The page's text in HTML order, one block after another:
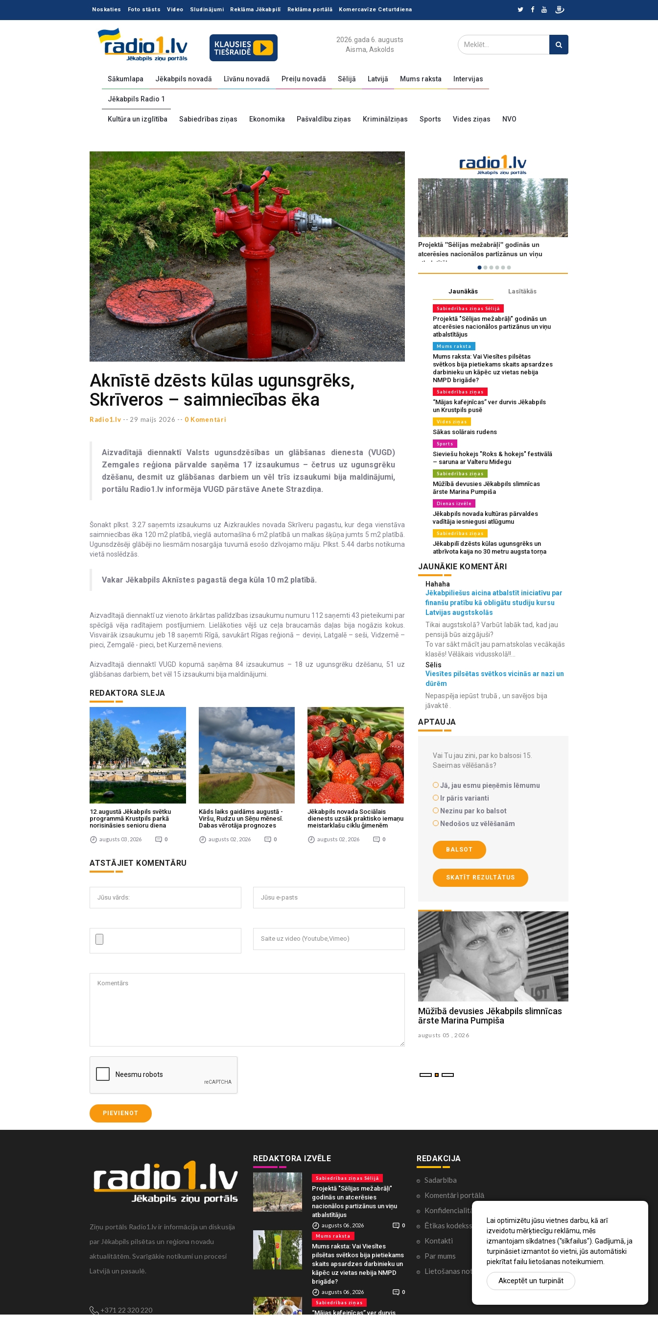
Lai optimizētu jūsu vietnes darbu, kā arī
izveidotu mērķtiecīgu reklāmu, mēs
izmantojam sīkdatnes ("sīkfailus"). Gadījumā, ja
turpināsiet izmantot šo vietni, jūs automātiski
piekrītat failu lietošanas noteikumiem.
Akceptēt un turpināt
Noskaties Foto stāsts Video Sludinājumi Reklāma Jēkabpilī Reklāma portālā Komercavīze Ceturtdiena
2026.gada 6. augusts
Aisma, Askolds
Sākumlapa Jēkabpils novadā Līvānu novadā Preiļu novadā Sēlijā Latvijā Mums raksta Intervijas
Jēkabpils Radio 1
Kultūra un izglītība Sabiedrības ziņas Ekonomika Pašvaldību ziņas Kriminālziņas Sports Vides ziņas NVO
Aknīstē dzēsts kūlas ugunsgrēks,
Skrīveros – saimniecības ēka
Radio1.lv -- 29 maijs 2026 -- 0 Komentāri
Aizvadītajā diennaktī Valsts ugunsdzēsības un glābšanas dienesta (VUGD)
Zemgales reģiona pārvalde saņēma 17 izsaukumus – četrus uz ugunsgrēku
dzēšanu, desmit uz glābšanas darbiem un vēl trīs izsaukumi bija maldinājumi,
portālu Radio1.lv informēja VUGD pārstāve Anete Strazdiņa.
Šonakt plkst. 3.27 saņemts izsaukums uz Aizkraukles novada Skrīveru pagastu, kur dega vienstāva
saimniecības ēka 120 m2 platībā, vieglā automašīna 6 m2 platībā un malkas šķūņa jumts 5 m2 platībā.
Ugunsdzēsēji glābēji no liesmām nosargāja tuvumā esošo dzīvojamo māju. Plkst. 5.44 darbs notikuma
vietā noslēdzās.
Vakar Jēkabpils Aknīstes pagastā dega kūla 10 m2 platībā.
Aizvadītajā diennaktī uz vienoto ārkārtas palīdzības izsaukumu numuru 112 saņemti 43 pieteikumi par
spēcīgā vēja radītajiem postījumiem. Lielākoties vējš uz ceļa braucamās daļas bija nogāzis kokus.
Visvairāk izsaukumu jeb 18 saņemti Rīgā, savukārt Rīgas reģionā – deviņi, Latgalē – seši, Vidzemē –
pieci, Zemgalē - pieci, bet Kurzemē neviens.
Aizvadītajā diennaktī VUGD kopumā saņēma 84 izsaukumus – 18 uz ugunsgrēku dzēšanu, 51 uz
glābšanas darbiem, bet vēl 15 izsaukumi bija maldinājumi.
REDAKTORA SLEJA
12.augustā Jēkabpils svētku
programmā Krustpils parkā
norisināsies senioru diena
augusts 03 , 2026 0
Kāds laiks gaidāms augustā -
Viršu, Rudzu un Sēņu mēnesī.
Dabas vērotāja prognozes
augusts 02 , 2026 0
Jēkabpils novada Sociālais
dienests uzsāk praktisko iemaņu
meistarklašu ciklu ģimenēm
augusts 02 , 2026 0
ATSTĀJIET KOMENTĀRU
Jūsu vārds: Jūsu e-pasts
Saite uz video (Youtube,Vimeo)
Komentārs
PIEVIENOT
Jaunākās Lasītākās
Sabiedrības ziņas Sēlijā
Projektā "Sēlijas mežabrāļi" godinās un
atcerēsies nacionālos partizānus un viņu
atbalstītājus
Mums raksta
Mums raksta: Vai Viesītes pilsētas
svētkos bija pietiekams skaits apsardzes
darbinieku un kāpēc uz vietas nebija
NMPD brigāde?
Sabiedrības ziņas
“Mājas kafejnīcas” ver durvis Jēkabpils
un Krustpils pusē
Vides ziņas
Sākas solārais rudens
Sports
Sieviešu hokejs "Roks & hokejs" festivālā
– saruna ar Valteru Midegu
Sabiedrības ziņas
Mūžībā devusies Jēkabpils slimnīcas
ārste Marina Pumpiša
Dienas izvēle
Jēkabpils novada kultūras pārvaldes
vadītāja iesniegusi atlūgumu
Sabiedrības ziņas
Jēkabpilī dzēsts kūlas ugunsgrēks un
atbrīvota kaija no 30 metru augsta torņa
JAUNĀKIE KOMENTĀRI
Hahaha
Jēkabpiliešus aicina atbalstīt iniciatīvu par
finanšu pratību kā obligātu studiju kursu
Latvijas augstskolās
Tikai augstskolā? Varbūt labāk tad, kad jau
pensijā būs aizgājuši?
To var sākt mācīt jau pamatskolas vecākajās
klasēs! Vēlākais vidusskolā!!...
Sēlis
Viesītes pilsētas svētkos vicinās ar nazi un
dūrēm
Nepaspēja iepūst trubā , un savējos bija
jāvaktē .
APTAUJA
Vai Tu jau zini, par ko balsosi 15.
Saeimas vēlēšanās?
Jā, jau esmu pieņēmis lēmumu
Ir pāris varianti
Nezinu par ko balsot
Nedošos uz vēlēšanām
BALSOT
SKATĪT REZULTĀTUS
Mūžībā devusies Jēkabpils slimnīcas
ārste Marina Pumpiša
augusts 05 , 2026
Ziņu portāls Radio1.lv ir informācija un diskusija
par Jēkabpils pilsētas un reģiona novadu
aktualitātēm. Svarīgākie notikumi un procesi
Latvijā un pasaulē.
+371 22 320 220
REDAKTORA IZVĒLE
Sabiedrības ziņas Sēlijā
Projektā "Sēlijas mežabrāļi"
godinās un atcerēsies
nacionālos partizānus un viņu
atbalstītājus
augusts 06 , 2026 0
Mums raksta
Mums raksta: Vai Viesītes
pilsētas svētkos bija pietiekams
skaits apsardzes darbinieku un
kāpēc uz vietas nebija NMPD
brigāde?
augusts 06 , 2026 0
Sabiedrības ziņas
“Mājas kafejnīcas” ver durvis
REDAKCIJA
Sadarbība
Komentāri portālā
Konfidencialitātes politika
Ētikas kodekss
Kontakti
Par mums
Lietošanas noteikumi